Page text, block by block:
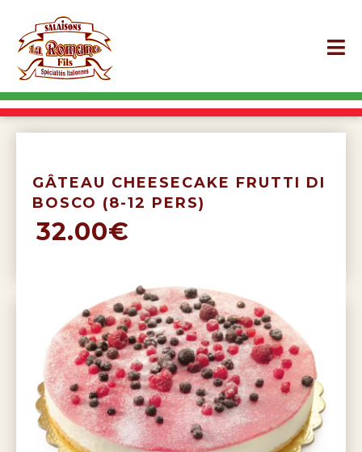
GÂTEAU CHEESECAKE FRUTTI DI
BOSCO (8-12 PERS)
32.00€